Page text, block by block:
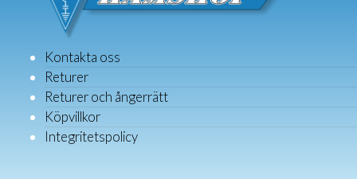
Kontakta oss
Returer
Returer och ångerrätt
Köpvillkor
Integritetspolicy